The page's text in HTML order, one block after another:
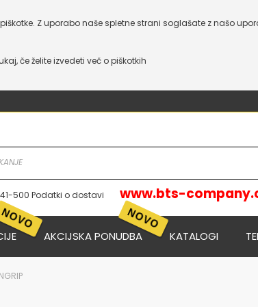
Z uporabo naše spletne strani soglašate z našo
če želite izvedeti več o piškotkih
500 Podatki o dostavi www.bts-
NOVO NOVO
AKCIJSKA PONUDBA KATALOGI